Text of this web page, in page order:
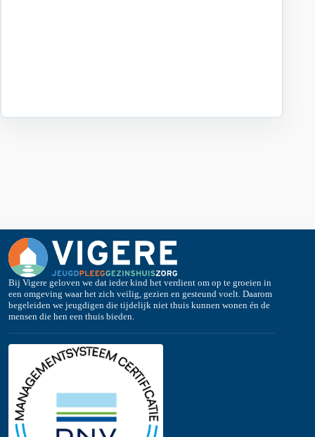
Bij Vigere geloven we dat ieder kind het verdient om op te groeien in
een omgeving waar het zich veilig, gezien en gesteund voelt. Daarom
begeleiden we jeugdigen die tijdelijk niet thuis kunnen wonen én de
mensen die hen een thuis bieden.